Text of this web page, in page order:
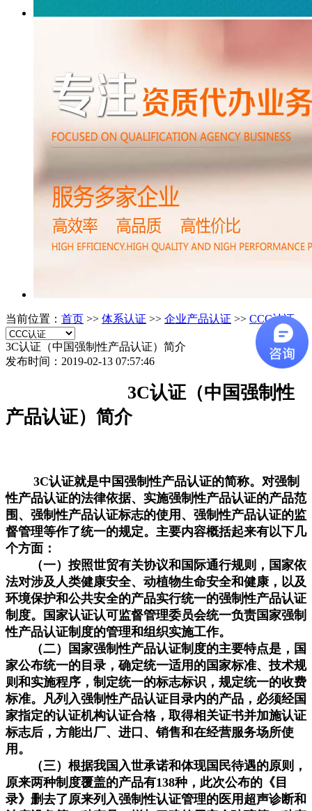
当前位置： 首页 >> 体系认证 >> 企业产品认证 >> CCC认证
3C认证（中国强制性产品认证）简介
发布时间：2019-02-13 07:57:46
3C认证（中国强制性
产品认证）简介
3C认证就是中国强制性产品认证的简称。对强制
性产品认证的法律依据、实施强制性产品认证的产品范
围、强制性产品认证标志的使用、强制性产品认证的监
督管理等作了统一的规定。主要内容概括起来有以下几
个方面：
（一）按照世贸有关协议和国际通行规则，国家依
法对涉及人类健康安全、动植物生命安全和健康，以及
环境保护和公共安全的产品实行统一的强制性产品认证
制度。国家认证认可监督管理委员会统一负责国家强制
性产品认证制度的管理和组织实施工作。
（二）国家强制性产品认证制度的主要特点是，国
家公布统一的目录，确定统一适用的国家标准、技术规
则和实施程序，制定统一的标志标识，规定统一的收费
标准。凡列入强制性产品认证目录内的产品，必须经国
家指定的认证机构认证合格，取得相关证书并加施认证
标志后，方能出厂、进口、销售和在经营服务场所使
用。
（三）根据我国入世承诺和体现国民待遇的原则，
原来两种制度覆盖的产品有138种，此次公布的《目
录》删去了原来列入强制性认证管理的医用超声诊断和